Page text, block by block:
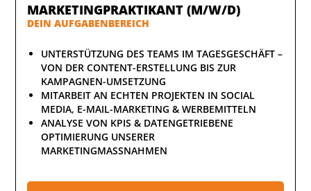
MARKETINGPRAKTIKANT (M/W/D)
DEIN AUFGABENBEREICH
UNTERSTÜTZUNG DES TEAMS IM TAGESGESCHÄFT –
VON DER CONTENT-ERSTELLUNG BIS ZUR
KAMPAGNEN-UMSETZUNG
MITARBEIT AN ECHTEN PROJEKTEN IN SOCIAL
MEDIA, E-MAIL-MARKETING & WERBEMITTELN
ANALYSE VON KPIS & DATENGETRIEBENE
OPTIMIERUNG UNSERER
MARKETINGMASSNAHMEN